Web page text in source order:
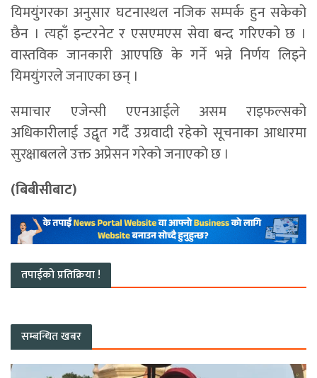
यिमयुंगरका अनुसार घटनास्थल नजिक सम्पर्क हुन सकेको
छैन । त्यहाँ इन्टरनेट र एसएमएस सेवा बन्द गरिएको छ ।
वास्तविक जानकारी आएपछि के गर्ने भन्ने निर्णय लिइने
यिमयुंगरले जनाएका छन् ।
समाचार एजेन्सी एएनआईले असम राइफल्सको
अधिकारीलाई उद्वृत गर्दै उग्रवादी रहेको सूचनाका आधारमा
सुरक्षाबलले उक्त अप्रेसन गरेको जनाएको छ ।
(बिबीसीबाट)
तपाईको प्रतिक्रिया !
सम्बन्धित खबर